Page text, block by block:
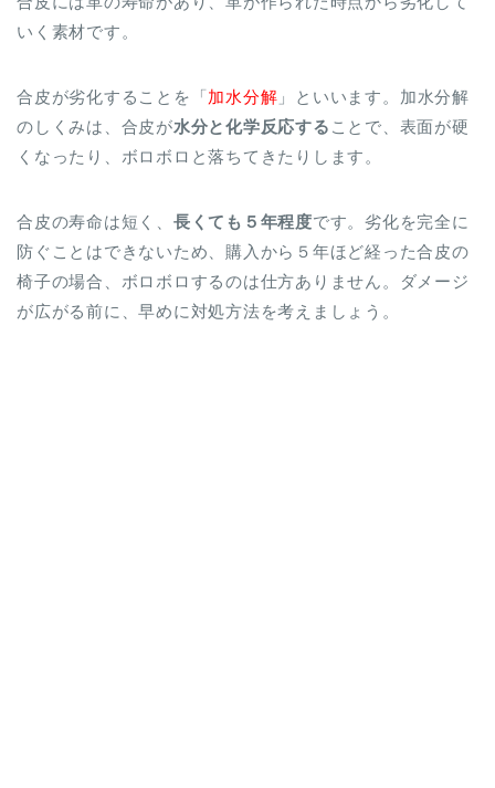
いく素材です。
合皮が劣化することを「加水分解 」といいます。加水分解
のしくみは、合皮が水分と化学反応する ことで、表面が硬
くなったり、ボロボロと落ちてきたりします。
合皮の寿命は短く、 長くても５年程度です。劣化を完全に
防ぐことはできないため、購入から５年ほど経った合皮の
椅子の場合、ボロボロするのは仕方ありません。ダメージ
が広がる前に、早めに対処方法を考えましょう。